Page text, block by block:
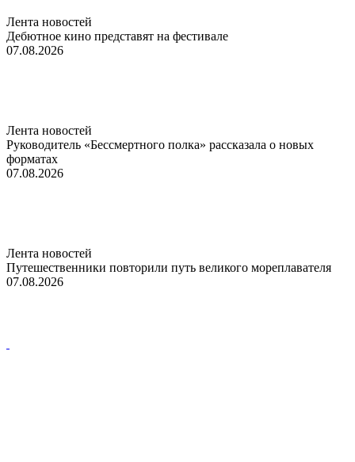
Лента новостей
Дебютное кино представят на фестивале
07.08.2026
Лента новостей
Руководитель «Бессмертного полка» рассказала о новых
форматах
07.08.2026
Лента новостей
Путешественники повторили путь великого мореплавателя
07.08.2026